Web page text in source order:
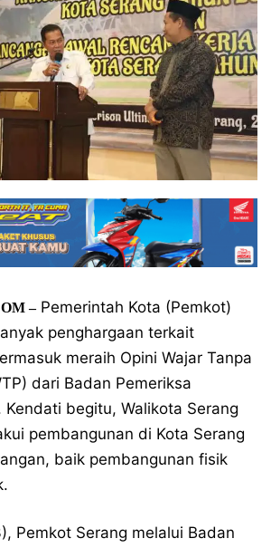
–Pemerintah Kota (Pemkot)
penghargaan terkait
meraih Opini Wajar Tanpa
dari Badan Pemeriksa
Kendati begitu, Walikota Serang
pembangunan di Kota Serang
baik pembangunan fisik
Pemkot Serang melalui Badan